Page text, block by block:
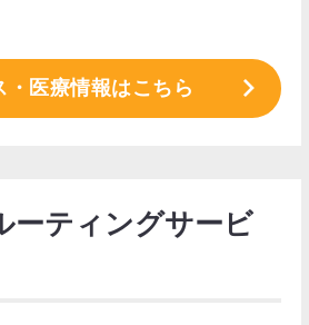
・医療情報はこちら
ーティングサービ